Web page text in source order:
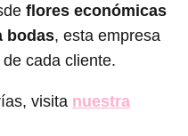
flores económicas
bodas, esta empresa
cada cliente.
visita nuestra